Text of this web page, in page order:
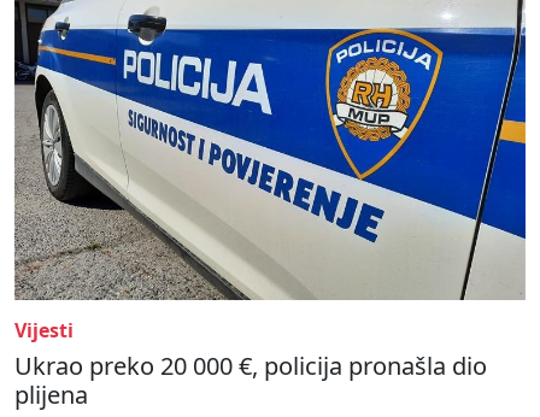
Vijesti
Ukrao preko 20 000 €, policija pronašla dio
plijena